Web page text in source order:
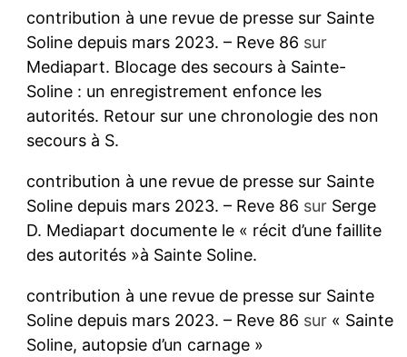
contribution à une revue de presse sur Sainte
Soline depuis mars 2023. – Reve 86 sur
Mediapart. Blocage des secours à Sainte-
Soline : un enregistrement enfonce les
autorités. Retour sur une chronologie des non
secours à S.
contribution à une revue de presse sur Sainte
Soline depuis mars 2023. – Reve 86 sur Serge
D. Mediapart documente le « récit d’une faillite
des autorités »à Sainte Soline.
contribution à une revue de presse sur Sainte
Soline depuis mars 2023. – Reve 86 sur « Sainte
Soline, autopsie d’un carnage »